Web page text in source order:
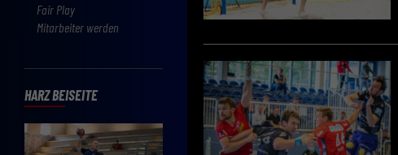
Fair Play
Mitarbeiter werden
HARZ BEISEITE